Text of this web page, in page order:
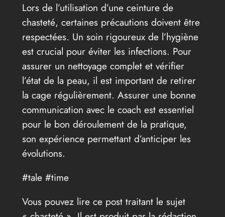
Lors de l’utilisation d’une ceinture de
chasteté, certaines précautions doivent être
respectées. Un soin rigoureux de l’hygiène
est crucial pour éviter les infections. Pour
assurer un nettoyage complet et vérifier
l’état de la peau, il est important de retirer
la cage régulièrement. Assurer une bonne
communication avec le coach est essentiel
pour le bon déroulement de la pratique,
son expérience permettant d’anticiper les
évolutions.
#tale #time
Vous pouvez lire ce post traitant le sujet